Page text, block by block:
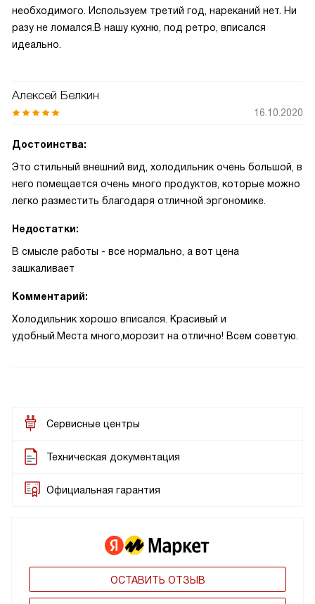
необходимого. Используем третий год, нареканий нет. Ни
разу не ломался.В нашу кухню, под ретро, вписался
идеально.
Алексей Белкин
16.10.2020
Достоинства:
Это стильный внешний вид, холодильник очень большой, в
него помещается очень много продуктов, которые можно
легко разместить благодаря отличной эргономике.
Недостатки:
В смысле работы - все нормально, а вот цена
зашкаливает
Комментарий:
Холодильник хорошо вписался. Красивый и
удобный.Места много,морозит на отлично! Всем советую.
Сервисные центры
Техническая документация
Официальная гарантия
ОСТАВИТЬ ОТЗЫВ